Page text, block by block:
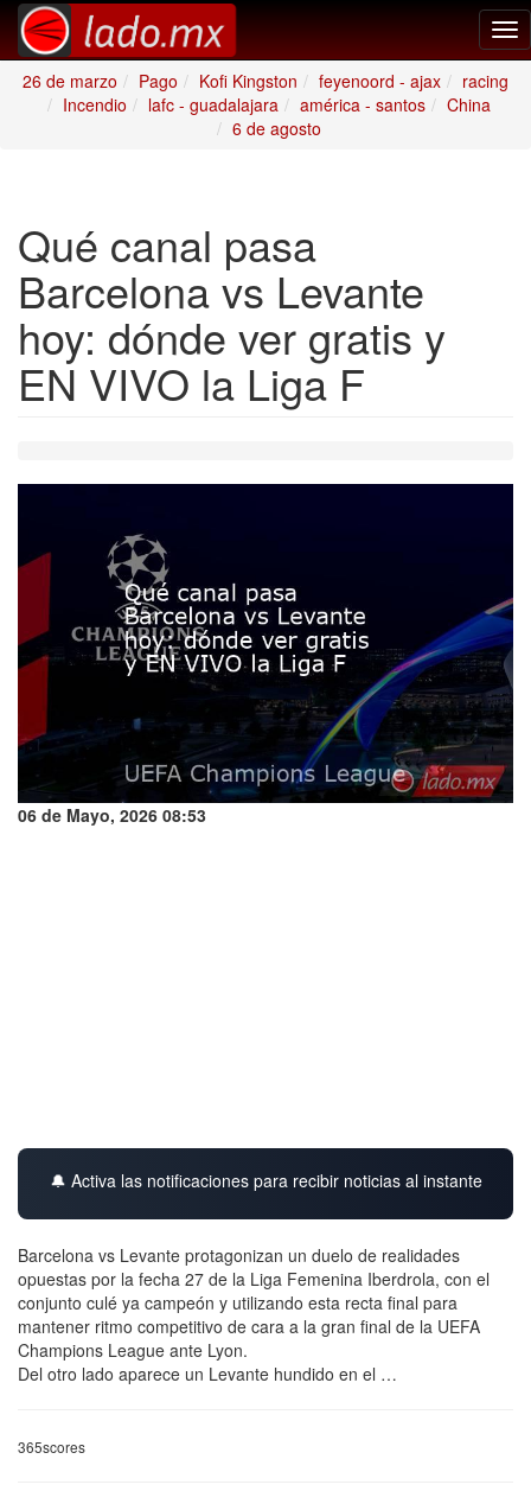
26 de marzo
Pago Kofi Kingston feyenoord - ajax
racing
Incendio
lafc - guadalajara américa - santos
China
6 de agosto
Qué canal pasa
Barcelona vs Levante
hoy: dónde ver gratis y
EN VIVO la Liga F
06 de Mayo, 2026 08:53
🔔 Activa las notificaciones para recibir noticias al instante
Barcelona vs Levante protagonizan un duelo de realidades
opuestas por la fecha 27 de la Liga Femenina Iberdrola, con el
conjunto culé ya campeón y utilizando esta recta final para
mantener ritmo competitivo de cara a la gran final de la UEFA
Champions League ante Lyon.
Del otro lado aparece un Levante hundido en el …
365scores